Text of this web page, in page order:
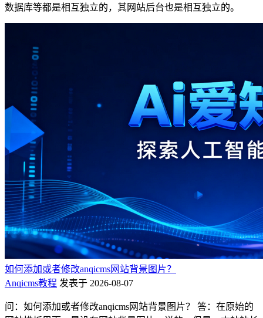
数据库等都是相互独立的，其网站后台也是相互独立的。
如何添加或者修改anqicms网站背景图片？
Anqicms教程 发表于 2026-08-07
问：如何添加或者修改anqicms网站背景图片？ 答：在原始的